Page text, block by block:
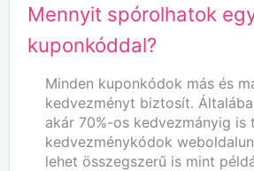
Mennyit spórolhatok
kuponkóddal?
Minden kuponkódok más és
kedvezményt biztosít.
akár 70%-os kedvezmányig is
kedvezménykódok
lehet összegszerű is mint